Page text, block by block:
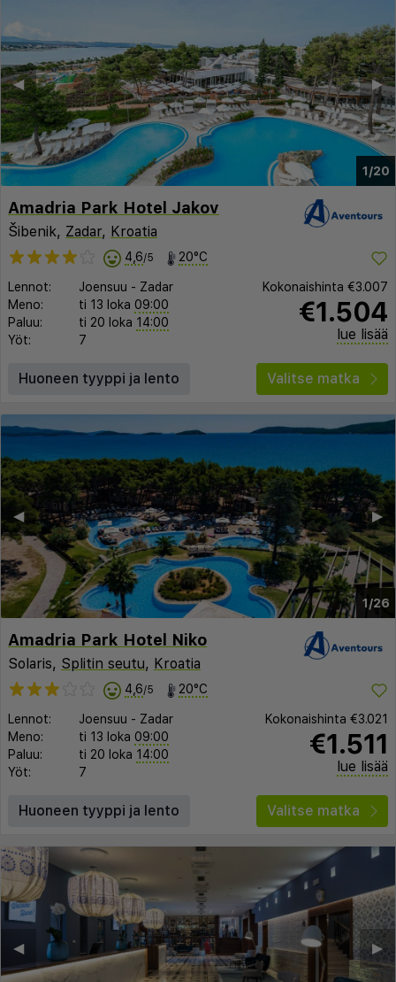
1/20
▶︎
◀︎
Amadria Park Hotel Jakov
Šibenik, Zadar, Kroatia
4,6/5 20°C
Lennot: Joensuu - Zadar
Meno:
ti 13 loka 09:00
Paluu:
ti 20 loka 14:00
Yöt:
7
Kokonaishinta €3.007
€1.504
lue lisää
Huoneen tyyppi ja lento Valitse matka
1/26
▶︎
◀︎
Amadria Park Hotel Niko
Solaris, Splitin seutu, Kroatia
4,6/5 20°C
Lennot: Joensuu - Zadar
Meno:
ti 13 loka 09:00
Paluu:
ti 20 loka 14:00
Yöt:
7
Kokonaishinta €3.021
€1.511
lue lisää
Huoneen tyyppi ja lento Valitse matka
▶︎
◀︎